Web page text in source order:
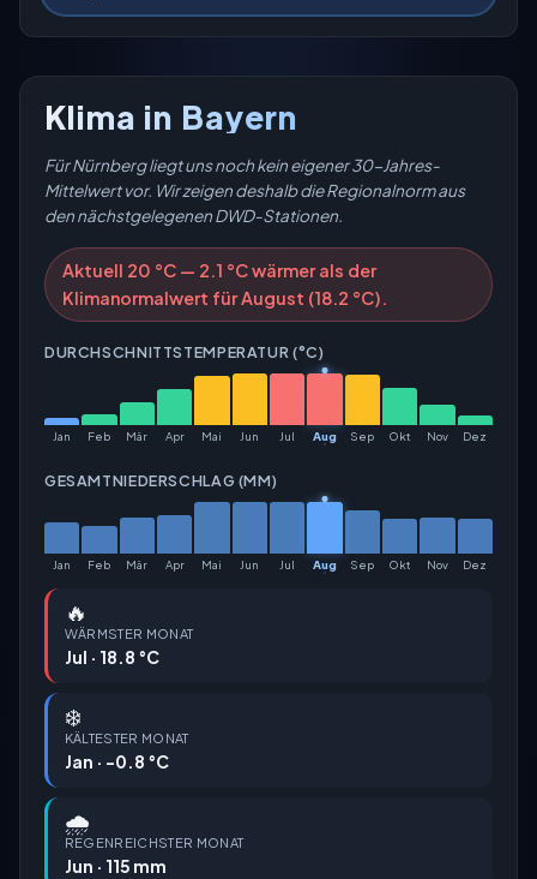
Klima in Bayern
Für Nürnberg liegt uns noch kein eigener 30-Jahres-
Mittelwert vor. Wir zeigen deshalb die Regionalnorm aus
den nächstgelegenen DWD-Stationen.
Aktuell 20 °C — 2.1 °C wärmer als der
Klimanormalwert für August (18.2 °C).
DURCHSCHNITTSTEMPERATUR (°C)
Jan Feb Mär Apr Mai Jun Jul Aug Sep Okt Nov Dez
GESAMTNIEDERSCHLAG (MM)
Jan Feb Mär Apr Mai Jun Jul Aug Sep Okt Nov Dez
🔥
WÄRMSTER MONAT
Jul · 18.8 °C
❄️
KÄLTESTER MONAT
Jan · -0.8 °C
🌧️
REGENREICHSTER MONAT
Jun · 115 mm